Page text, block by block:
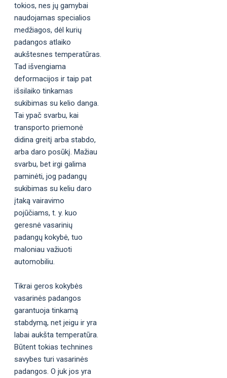
tokios, nes jų gamybai
naudojamas specialios
medžiagos, dėl kurių
padangos atlaiko
aukštesnes temperatūras.
Tad išvengiama
deformacijos ir taip pat
išsilaiko tinkamas
sukibimas su kelio danga.
Tai ypač svarbu, kai
transporto priemonė
didina greitį arba stabdo,
arba daro posūkį. Mažiau
svarbu, bet irgi galima
paminėti, jog padangų
sukibimas su keliu daro
įtaką vairavimo
pojūčiams, t. y. kuo
geresnė vasarinių
padangų kokybė, tuo
maloniau važiuoti
automobiliu.
Tikrai geros kokybės
vasarinės padangos
garantuoja tinkamą
stabdymą, net jeigu ir yra
labai aukšta temperatūra.
Būtent tokias technines
savybes turi vasarinės
padangos. O juk jos yra